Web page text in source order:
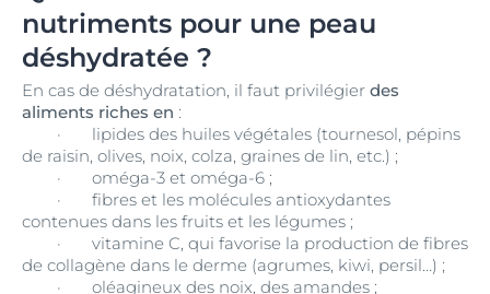
nutriments pour une peau
déshydratée ?
En cas de déshydratation, il faut privilégier des
aliments riches en :
·
lipides des huiles végétales (tournesol, pépins
de raisin, olives, noix, colza, graines de lin, etc.) ;
·
oméga-3 et oméga-6 ;
·
fibres et les molécules antioxydantes
contenues dans les fruits et les légumes ;
·
vitamine C, qui favorise la production de fibres
de collagène dans le derme (agrumes, kiwi, persil…) ;
·
oléagineux des noix, des amandes ;